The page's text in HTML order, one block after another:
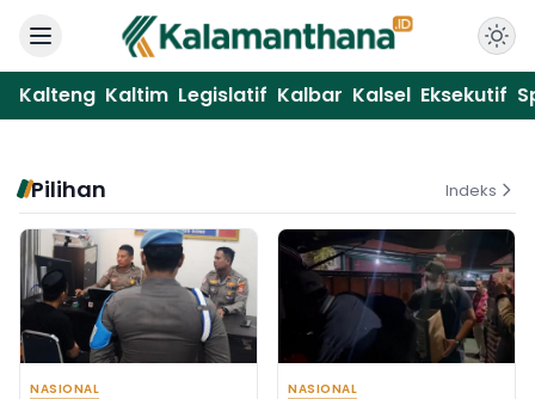
Kalteng Kaltim Legislatif Kalbar Kalsel Eksekutif
Pilihan Indeks
NASIONAL NASIONAL